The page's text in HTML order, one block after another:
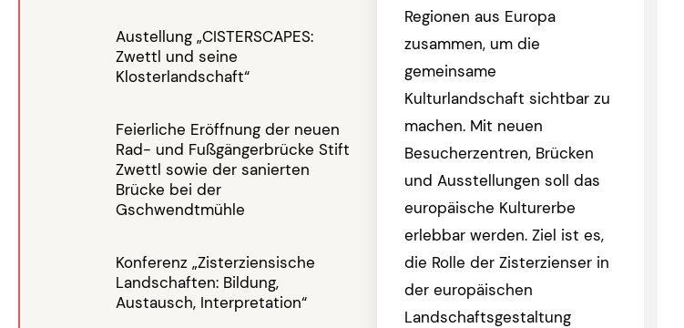
Austellung „CISTERSCAPES:
Zwettl und seine
Klosterlandschaft“
Feierliche Eröffnung der neuen
Rad- und Fußgängerbrücke Stift
Zwettl sowie der sanierten
Brücke bei der
Gschwendtmühle
Konferenz „Zisterziensische
Landschaften: Bildung,
Austausch, Interpretation“
Regionen aus Europa
zusammen, um die
gemeinsame
Kulturlandschaft sichtbar zu
machen. Mit neuen
Besucherzentren, Brücken
und Ausstellungen soll das
europäische Kulturerbe
erlebbar werden. Ziel ist es,
die Rolle der Zisterzienser in
der europäischen
Landschaftsgestaltung